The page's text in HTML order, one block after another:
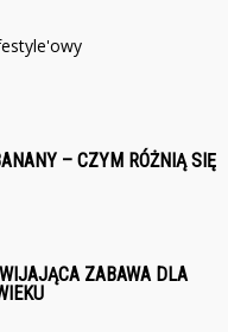
– CZYM RÓŻNIĄ SIĘ
ZABAWA DLA